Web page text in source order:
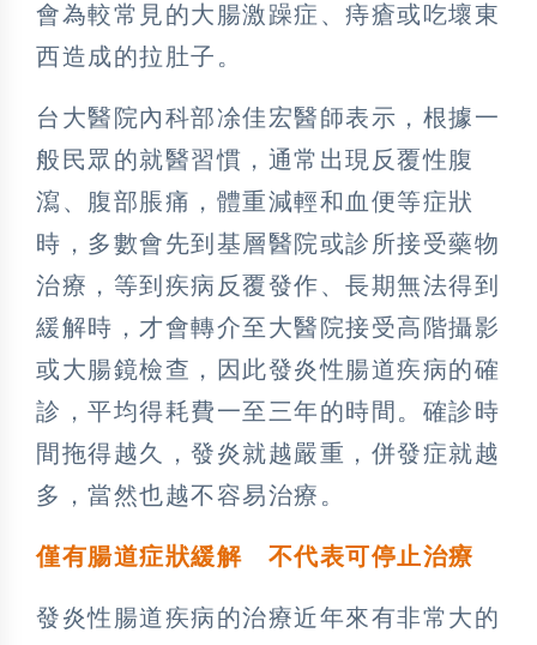
會為較常見的大腸激躁症、痔瘡或吃壞東
西造成的拉肚子。
台大醫院內科部凃佳宏醫師表示，根據一
般民眾的就醫習慣，通常出現反覆性腹
瀉、腹部脹痛，體重減輕和血便等症狀
時，多數會先到基層醫院或診所接受藥物
治療，等到疾病反覆發作、長期無法得到
緩解時，才會轉介至大醫院接受高階攝影
或大腸鏡檢查，因此發炎性腸道疾病的確
診，平均得耗費一至三年的時間。確診時
間拖得越久，發炎就越嚴重，併發症就越
多，當然也越不容易治療。
僅有腸道症狀緩解 不代表可停止治療
發炎性腸道疾病的治療近年來有非常大的